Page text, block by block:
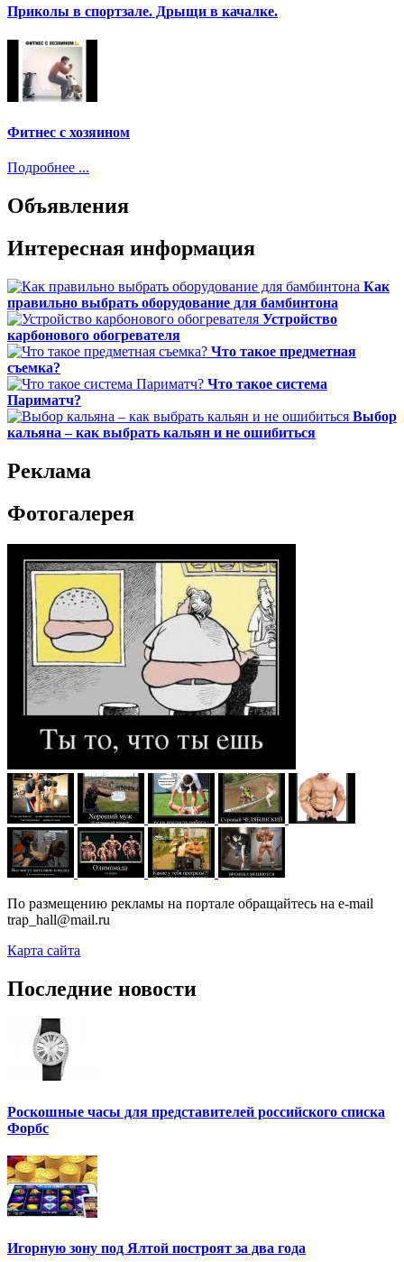
Приколы в спортзале. Дрыщи в качалке.
Фитнес с хозяином
Подробнее ...
Объявления
Интересная информация
Как
правильно выбрать оборудование для бамбинтона
Устройство
карбонового обогревателя
Что такое предметная
съемка?
Что такое система
Париматч?
Выбор
кальяна – как выбрать кальян и не ошибиться
Реклама
Фотогалерея
По размещению рекламы на портале обращайтесь на e-mail
trap_hall@mail.ru
Карта сайта
Последние новости
Роскошные часы для представителей российского списка
Форбс
Игорную зону под Ялтой построят за два года